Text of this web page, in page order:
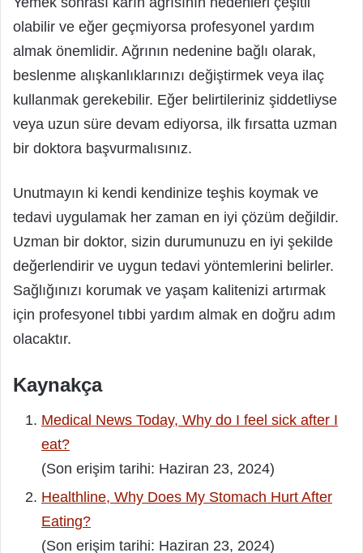
olabilir ve eğer geçmiyorsa profesyonel yardım
almak önemlidir. Ağrının nedenine bağlı olarak,
beslenme alışkanlıklarınızı değiştirmek veya ilaç
kullanmak gerekebilir. Eğer belirtileriniz şiddetliyse
veya uzun süre devam ediyorsa, ilk fırsatta uzman
bir doktora başvurmalısınız.
Unutmayın ki kendi kendinize teşhis koymak ve
tedavi uygulamak her zaman en iyi çözüm değildir.
Uzman bir doktor, sizin durumunuzu en iyi şekilde
değerlendirir ve uygun tedavi yöntemlerini belirler.
Sağlığınızı korumak ve yaşam kalitenizi artırmak
için profesyonel tıbbi yardım almak en doğru adım
olacaktır.
Kaynakça
Medical News Today, Why do I feel sick after I
eat?
(Son erişim tarihi: Haziran 23, 2024)
Healthline, Why Does My Stomach Hurt After
Eating?
(Son erişim tarihi: Haziran 23, 2024)